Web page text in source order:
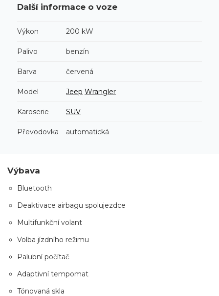
Další informace o voze
Výkon 200 kW
Palivo benzín
Barva červená
Model Jeep Wrangler
Karoserie SUV
Převodovka automatická
Výbava
Bluetooth
Deaktivace airbagu spolujezdce
Multifunkční volant
Volba jízdního režimu
Palubní počítač
Adaptivní tempomat
Tónovaná skla